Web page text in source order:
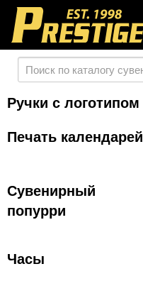
Ручки с логотипом
Печать календарей
Сувенирный
попурри
Часы